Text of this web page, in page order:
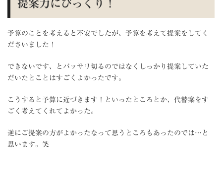
提案力にびっくり！
予算のことを考えると不安でしたが、予算を考えて提案をしてく
ださいました！
できないです、とバッサリ切るのではなくしっかり提案していた
だいたとことはすごくよかったです。
こうすると予算に近づきます！といったところとか、代替案をす
ごく考えてくれてよかった。
逆にご提案の方がよかったなって思うところもあったのでは…と
思います。笑